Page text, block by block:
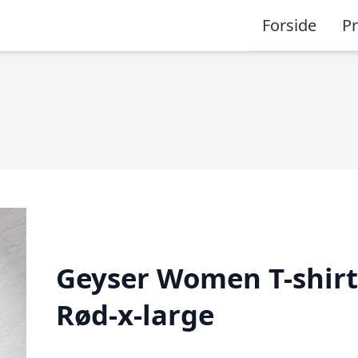
Forside
Geyser Women T-shirt
Rød-x-large